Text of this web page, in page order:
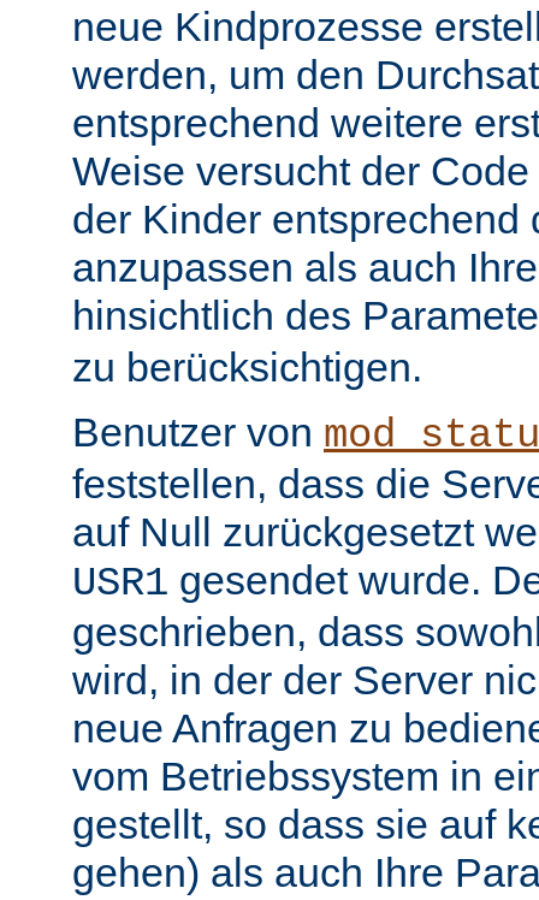
neue Kindprozesse
werden, um den
entsprechend weitere
Weise versucht der
der Kinder entsprechend
anzupassen als auch
hinsichtlich des
zu berücksichtigen.
Benutzer von
feststellen, dass die
auf Null zurückgesetzt
USR1 gesendet wurde.
geschrieben, dass
wird, in der der Server
neue Anfragen zu
vom Betriebssystem in
gestellt, so dass sie auf
gehen) als auch Ihre